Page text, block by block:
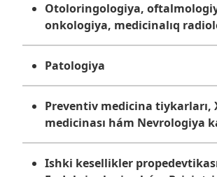
Otoloringologiya,
onkologiya, medicinalıq
Patologiya
Preventiv medicina tiykarları,
medicinası hám Nevrologiya
Ishki kesellikler